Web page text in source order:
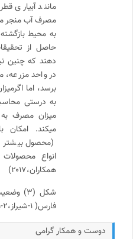
مانند آبیاری
مصرف آب منجر
به محیط
حاصل از
دهند که چنین
در واحد مزرعه،
برسد، اما
به درستی
میزان مصرف به
میکند. امکان
(محصول بیشتر
انواع
همکاران،۲۰۱۷)
شکل (۳)
فارس( ۱-شیراز،۲-مرودشت،۳-خرامه و ۴-فسا)در سال ۹۲
دوست و همکار گرامی